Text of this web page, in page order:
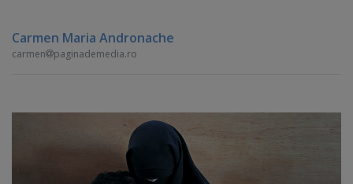
Carmen Maria Andronache
carmen paginademedia.ro